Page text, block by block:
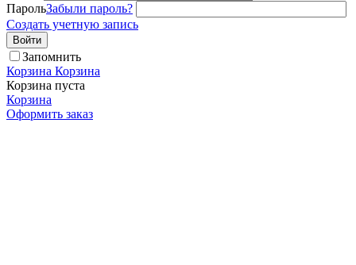
ПарольЗабыли пароль?
Создать учетную запись
Войти
Запомнить
Корзина Корзина
Корзина пуста
Корзина
Оформить заказ